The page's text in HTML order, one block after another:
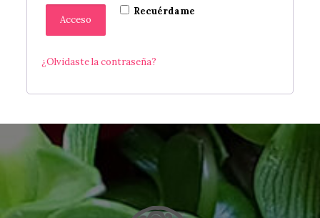
Recuérdame
Acceso
¿Olvidaste la contraseña?